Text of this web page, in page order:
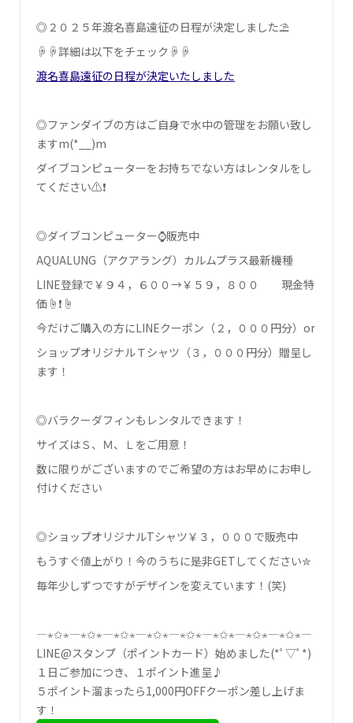
◎２０２５年渡名喜島遠征の日程が決定しました⛱
☟☟詳細は以下をチェック☟☟
渡名喜島遠征の日程が決定いたしました
◎ファンダイブの方はご自身で水中の管理をお願い致し
ます‍m(*__)m
ダイブコンピューターをお持ちでない方はレンタルをし
てください⚠❗
◎ダイブコンピューター⌚販売中
AQUALUNG（アクアラング）カルムプラス最新機種
LINE登録で￥９４，６００→￥５９，８００ 現金特
価☝❗☝
今だけご購入の方にLINEクーポン（２，０００円分）or
ショップオリジナルＴシャツ（３，０００円分）贈呈し
ます！
◎バラクーダフィンもレンタルできます！
サイズはＳ、Ｍ、Ｌをご用意！
数に限りがございますのでご希望の方はお早めにお申し
付けください
◎ショップオリジナルTシャツ￥３，０００で販売中
もうすぐ値上がり！今のうちに是非GETしてください✮
毎年少しずつですがデザインを変えています！(笑)
―⋆✩⋆―⋆✩⋆―⋆✩⋆―⋆✩⋆―⋆✩⋆―⋆✩⋆―⋆✩⋆―⋆✩⋆―
LINE@スタンプ（ポイントカード）始めました(*ﾟ▽ﾟ*)
１日ご参加につき、１ポイント進呈♪
５ポイント溜まったら1,000円OFFクーポン差し上げま
す！